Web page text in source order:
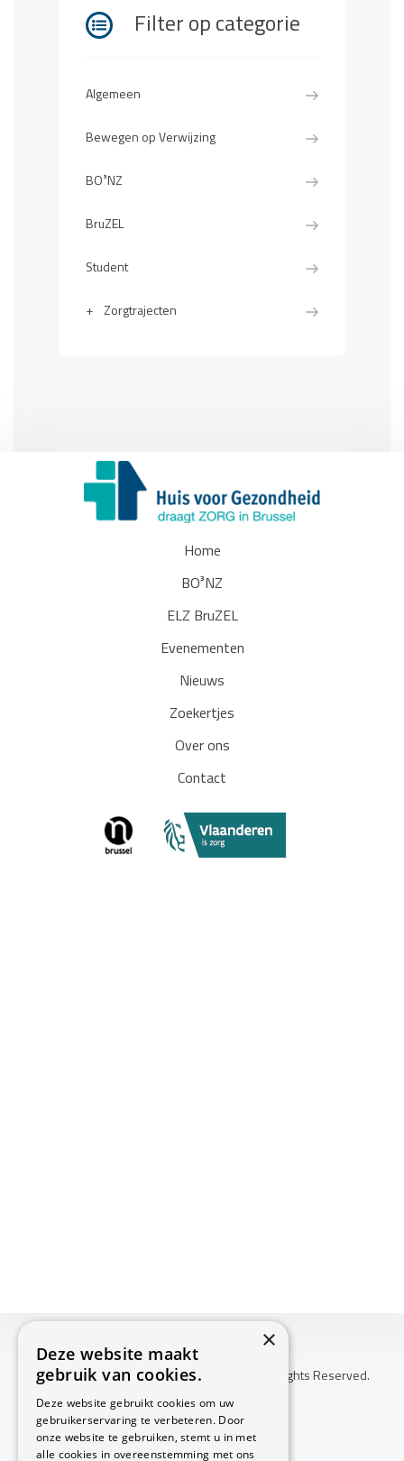
Filter op categorie
Algemeen
Bewegen op Verwijzing
BO³NZ
BruZEL
Student
+ Zorgtrajecten
Home
BO³NZ
ELZ BruZEL
Evenementen
Nieuws
Zoekertjes
Over ons
Contact
Copyright © 2026 Huis Voor Gezondheid. All Rights Reserved.
Annuleringsvoorwaarden
-
×
Deze website maakt
gebruik van cookies.
Deze website gebruikt cookies om uw
gebruikerservaring te verbeteren. Door
onze website te gebruiken, stemt u in met
alle cookies in overeenstemming met ons